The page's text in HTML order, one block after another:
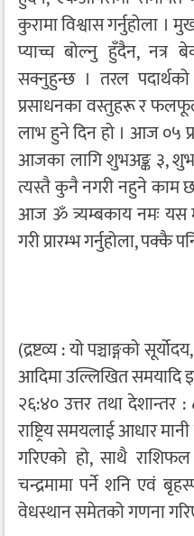
कुरामा विश्वास गर्नुहोला
प्याच्च बोल्नु हुँदैन, नत्र
सक्नुहुन्छ । तरल पदार्थको
प्रसाधनका वस्तुहरू र
लाभ हुने दिन हो । आज ०५
आजका लागि शुभअङ्क ३, शुभ
त्यस्तै कुनै नगरी नहुने काम
आज ॐ त्र्यम्बकाय नमः यस
गरी प्रारम्भ गर्नुहोला, पक्कै
(द्रष्टव्य : यो पञ्चाङ्गको
आदिमा उल्लिखित समयादि
२६:४० उत्तर तथा देशान्तर :
राष्ट्रिय समयलाई आधार
गरिएको हो, साथै
चन्द्रमामा पर्ने शनि एवं
वेधस्थान समेतको गणना